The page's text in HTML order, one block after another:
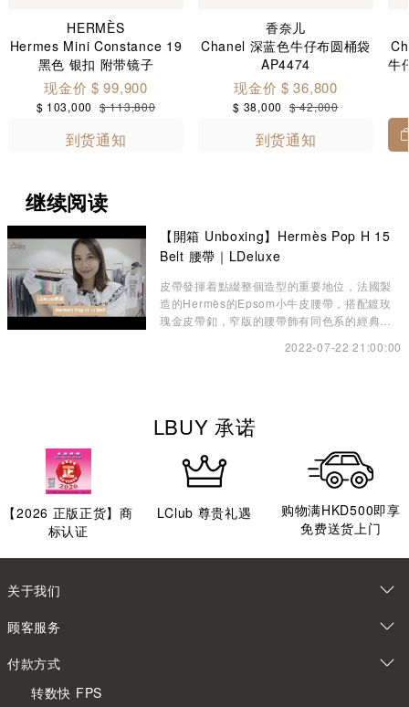
HERMÈS
Hermes Mini Constance 19
黑色 银扣 附带镜子
现金价 $ 99,900
$ 103,000 $ 113,800
到货通知
香奈儿
Chanel 深蓝色牛仔布圆桶袋
AP4474
现金价 $ 36,800
$ 38,000 $ 42,000
到货通知
牛
继续阅读
【開箱 Unboxing】Hermès Pop H 15
Belt 腰帶｜LDeluxe
皮帶發揮着點綴整個造型的重要地位，法國製
造的Hermès的Epsom小牛皮腰帶，搭配鍍玫
瑰金皮帶釦，窄版的腰帶飾有同色系的經典
2022-07-22 21:00:00
LBUY 承诺
【2026 正版正货】商
标认证
LClub 尊贵礼遇
购物满HKD500即享
免费送货上门
关于我们
顾客服务
付款方式
转数快 FPS